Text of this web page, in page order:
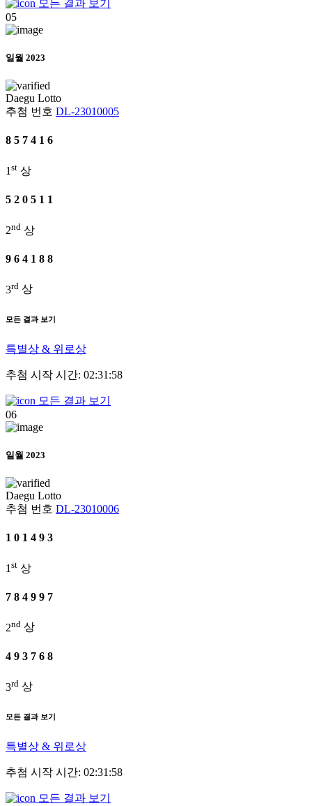
모든 결과 보기
05
일월 2023
Daegu Lotto
추첨 번호 DL-23010005
8 5 7 4 1 6
1 st 상
5 2 0 5 1 1
2nd 상
9 6 4 1 8 8
3rd 상
모든 결과 보기
특별상 & 위로상
추첨 시작 시간: 02:31:58
모든 결과 보기
06
일월 2023
Daegu Lotto
추첨 번호 DL-23010006
1 0 1 4 9 3
1 st 상
7 8 4 9 9 7
2nd 상
4 9 3 7 6 8
3rd 상
모든 결과 보기
특별상 & 위로상
추첨 시작 시간: 02:31:58
모든 결과 보기